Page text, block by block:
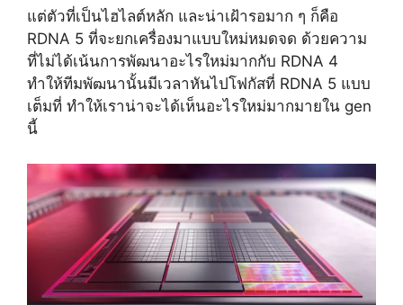
แต่ตัวที่เป็นไฮไลต์หลัก และน่าเฝ้ารอมาก ๆ ก็คือ
RDNA 5 ที่จะยกเครื่องมาแบบใหม่หมดจด ด้วยความ
ที่ไม่ได้เน้นการพัฒนาอะไรใหม่มากกับ RDNA 4
ทำให้ทีมพัฒนานั้นมีเวลาหันไปโฟกัสที่ RDNA 5 แบบ
เต็มที่ ทำให้เราน่าจะได้เห็นอะไรใหม่มากมายใน gen
นี้